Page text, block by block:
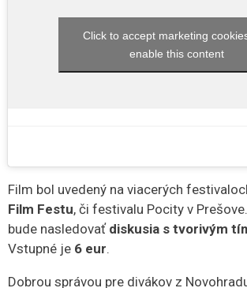
Click to accept marketing
enable this content
Film bol uvedený na viacerých
Film Festu, či festivalu Pocity v
bude nasledovať diskusia s tvorivým
Vstupné je 6 eur.
Dobrou správou pre divákov z